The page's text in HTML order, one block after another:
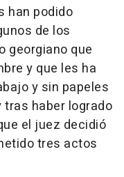
han podido
de los
georgiano que
y que les ha
y sin papeles
haber logrado
el juez decidió
tres actos